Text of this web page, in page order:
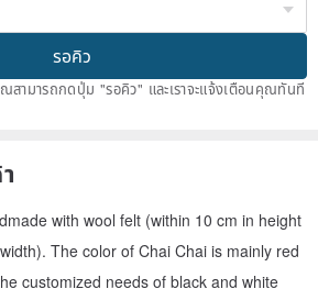
รอคิว
ามารถกดปุ่ม "รอคิว" และเราจะแจ้งเตือนคุณทันที
with wool felt (within 10 cm in height
The color of Chai Chai is mainly red
customized needs of black and white